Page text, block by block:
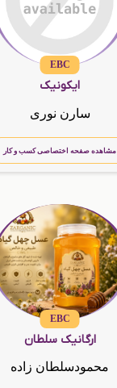
EBC
ایکونیک
سارن نوری
مشاهده صفحه اختصاصی کسب و کار
EBC
ارگانیک سلطان
محمودسلطان زاده